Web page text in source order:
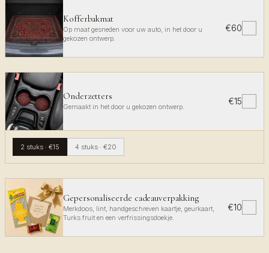
Kofferbakmat
Op maat gesneden voor uw auto, in het door u
gekozen ontwerp.
€60
Onderzetters
Gemaakt in het door u gekozen ontwerp.
€15
2 stuks · €15 4 stuks · €20
Gepersonaliseerde cadeauverpakking
Merkdoos, lint, handgeschreven kaartje, geurkaart,
Turks fruit en een verfrissingsdoekje.
€10